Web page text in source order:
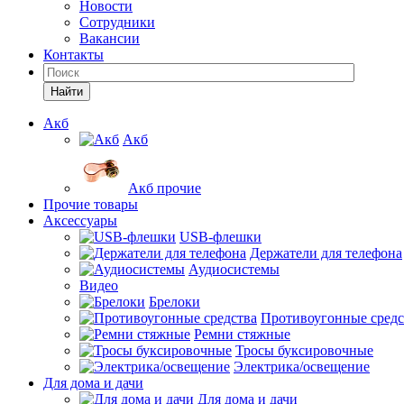
Новости
Сотрудники
Вакансии
Контакты
Найти
Акб
Акб
Акб прочие
Прочие товары
Аксессуары
USB-флешки
Держатели для телефона
Аудиосистемы
Видео
Брелоки
Противоугонные
Ремни стяжные
Тросы буксировочные
Электрика/освещение
Для дома и дачи
Для дома и дачи